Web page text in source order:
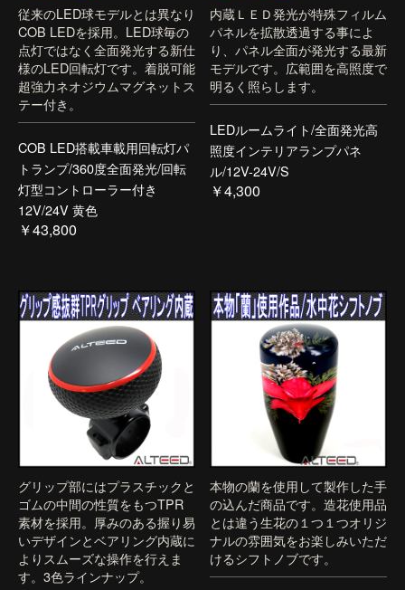
従来のLED球モデルとは異なり
COB LEDを採用。LED球毎の
点灯ではなく全面発光する新仕
様のLED回転灯です。着脱可能
超強力ネオジウムマグネットス
テー付き。
COB LED搭載車載用回転灯パ
トランプ/360度全面発光/回転
灯型コントローラー付き
12V/24V 黄色
￥43,800
内蔵ＬＥＤ発光が特殊フィルム
パネルを拡散透過する事によ
り、パネル全面が発光する最新
モデルです。広範囲を高照度で
明るく照らします。
LEDルームライト/全面発光高
照度インテリアランプパネ
ル/12V-24V/S
￥4,300
グリップ部にはプラスチックと
ゴムの中間の性質をもつTPR
素材を採用。厚みのある握り易
いデザインとベアリング内蔵に
よりスムーズな操作を行えま
す。3色ラインナップ。
本物の蘭を使用して製作した手
の込んだ商品です。造花使用品
とは違う生花の１つ１つオリジ
ナルの雰囲気をお楽しみいただ
けるシフトノブです。